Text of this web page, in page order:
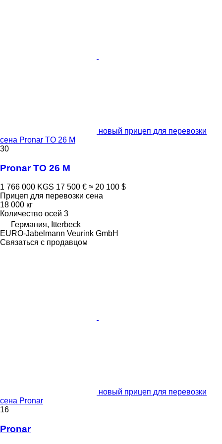
новый прицеп для перевозки
сена Pronar TO 26 M
30
Pronar TO 26 M
1 766 000 KGS 17 500 € ≈ 20 100 $
Прицеп для перевозки сена
18 000 кг
Количество осей 3
Германия, Itterbeck
EURO-Jabelmann Veurink GmbH
Связаться с продавцом
новый прицеп для перевозки
сена Pronar
16
Pronar